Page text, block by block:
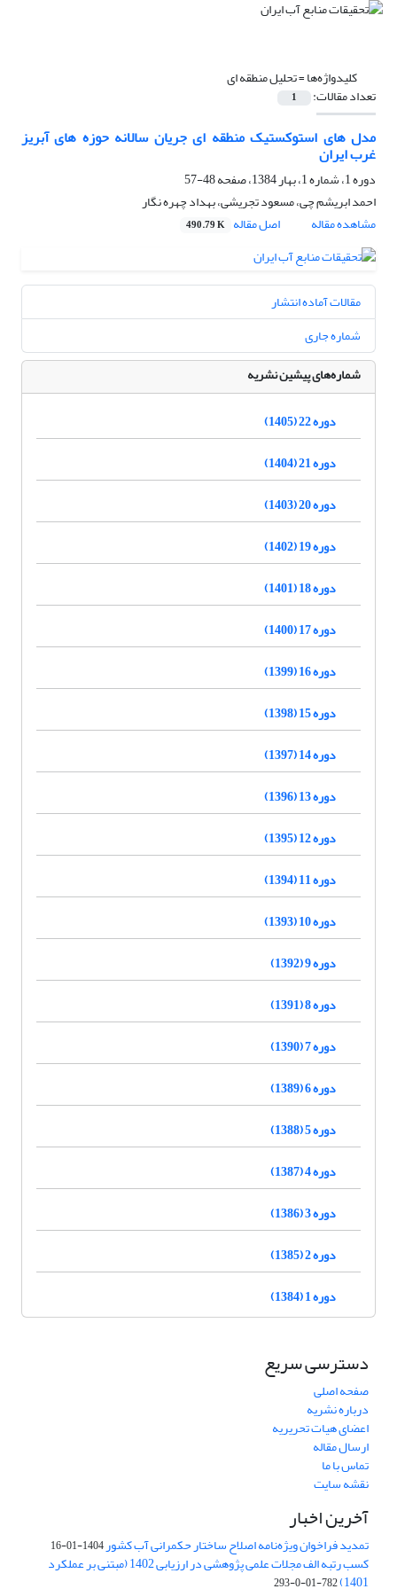
کلیدواژه‌ها =تحلیل منطقه ای
تعداد مقالات: 1
مدل های استوکستیک منطقه ای جریان سالانه حوزه های آبریز
غرب ایران
دوره 1، شماره 1، بهار 1384، صفحه
48-57
احمد ابریشم چی، مسعود تجریشی، بهداد چهره نگار
مشاهده مقاله
اصل مقاله 490.79 K
مقالات آماده انتشار
شماره جاری
شماره‌های پیشین نشریه
دوره 22 (1405)
دوره 21 (1404)
دوره 20 (1403)
دوره 19 (1402)
دوره 18 (1401)
دوره 17 (1400)
دوره 16 (1399)
دوره 15 (1398)
دوره 14 (1397)
دوره 13 (1396)
دوره 12 (1395)
دوره 11 (1394)
دوره 10 (1393)
دوره 9 (1392)
دوره 8 (1391)
دوره 7 (1390)
دوره 6 (1389)
دوره 5 (1388)
دوره 4 (1387)
دوره 3 (1386)
دوره 2 (1385)
دوره 1 (1384)
دسترسی سریع
صفحه اصلی
درباره نشریه
اعضای هیات تحریریه
ارسال مقاله
تماس با ما
نقشه سایت
آخرین اخبار
تمدید فراخوان ویژه‌نامه اصلاح ساختار حکمرانی آب کشور1404-01-16
کسب رتبه الف مجلات علمی پژوهشی در ارزیابی 1402 (مبتنی بر عملکرد
1401)
782-01-0-293